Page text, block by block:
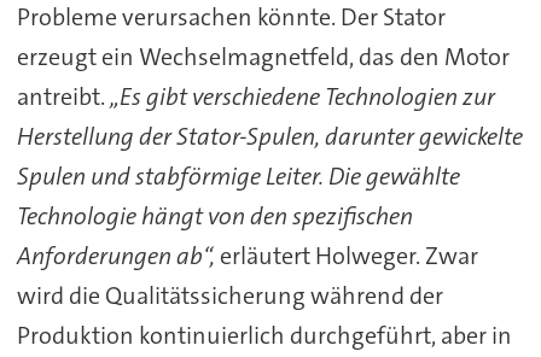
Probleme verursachen könnte. Der Stator
erzeugt ein Wechselmagnetfeld, das den Motor
antreibt.„Es gibt verschiedene Technologien zur
Herstellung der Stator-Spulen, darunter gewickelte
Spulen und stabförmige Leiter. Die gewählte
Technologie hängt von den spezifischen
Anforderungen ab“, erläutert Holweger. Zwar
wird die Qualitätssicherung während der
Produktion kontinuierlich durchgeführt, aber in